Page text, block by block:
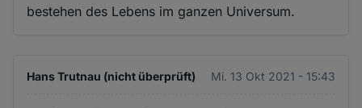
bestehen des Lebens im ganzen Universum.
Hans Trutnau (nicht überprüft) Mi. 13 Okt 2021 - 15:43